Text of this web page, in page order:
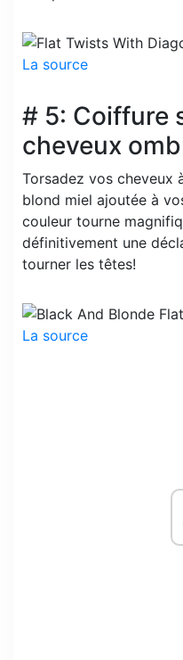
La source
# 5: Coiffure
cheveux
Torsadez vos cheveux
blond miel ajoutée à
couleur tourne
définitivement une
tourner les têtes!
La source